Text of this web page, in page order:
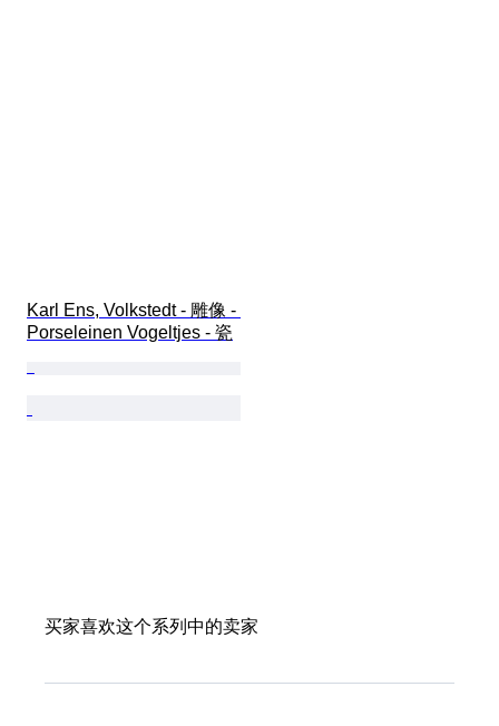
Karl Ens, Volkstedt - 雕像 -
Porseleinen Vogeltjes - 瓷
买家喜欢这个系列中的卖家